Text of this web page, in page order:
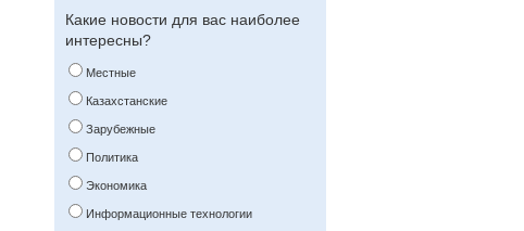
Какие новости для вас наиболее
интересны?
Местные
Казахстанские
Зарубежные
Политика
Экономика
Информационные технологии